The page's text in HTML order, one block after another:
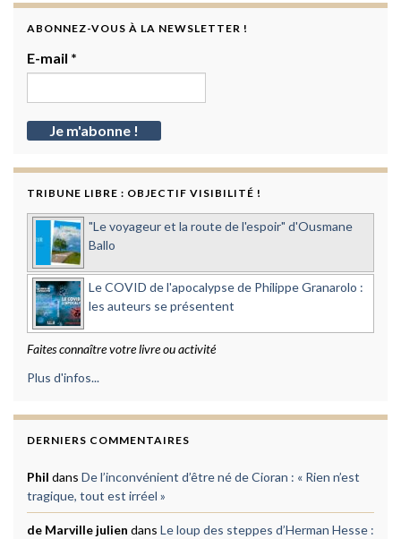
ABONNEZ-VOUS À LA NEWSLETTER !
E-mail *
TRIBUNE LIBRE : OBJECTIF VISIBILITÉ !
"Le voyageur et la route de l'espoir" d'Ousmane
Ballo
Le COVID de l'apocalypse de Philippe Granarolo :
les auteurs se présentent
Faites connaître votre livre ou activité
Plus d'infos...
DERNIERS COMMENTAIRES
Phil dans De l’inconvénient d’être né de Cioran : « Rien n’est
tragique, tout est irréel »
de Marville julien dans Le loup des steppes d’Herman Hesse :